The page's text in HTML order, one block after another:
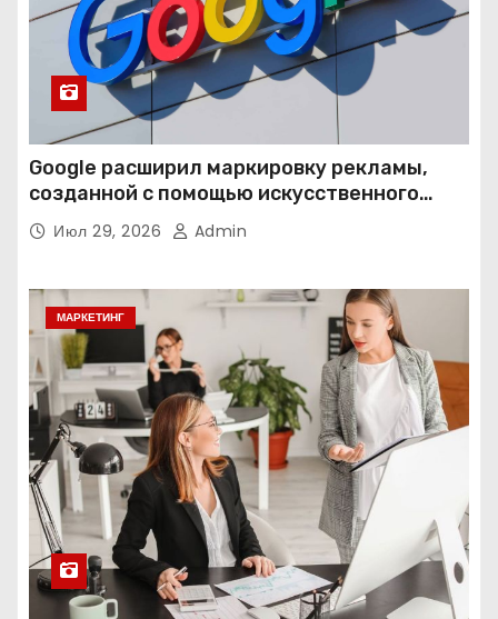
Google расширил маркировку рекламы,
созданной с помощью искусственного
интеллекта
Июл 29, 2026 Admin
МАРКЕТИНГ